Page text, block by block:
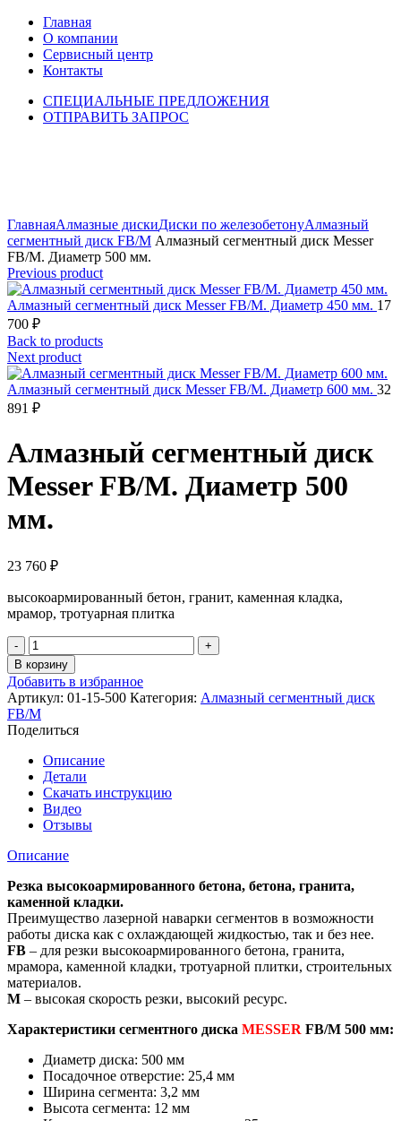
Главная
О компании
Сервисный центр
Контакты
СПЕЦИАЛЬНЫЕ ПРЕДЛОЖЕНИЯ
ОТПРАВИТЬ ЗАПРОС
ГлавнаяАлмазные дискиДиски по железобетонуАлмазный
сегментный диск FB/M Алмазный сегментный диск Messer
FB/M. Диаметр 500 мм.
Previous product
Алмазный сегментный диск Messer FB/M. Диаметр 450 мм. 17
700 ₽
Back to products
Next product
Алмазный сегментный диск Messer FB/M. Диаметр 600 мм. 32
891 ₽
Алмазный сегментный диск
Messer FB/M. Диаметр 500
мм.
23 760 ₽
высокоармированный бетон, гранит, каменная кладка,
мрамор, тротуарная плитка
Количество
товара
Алмазный
сегментный
диск
Messer
FB/M.
Диаметр
500
мм.
В корзину
Добавить в избранное
Артикул: 01-15-500 Категория: Алмазный сегментный диск
FB/M
Поделиться
Описание
Детали
Скачать инструкцию
Видео
Отзывы
Описание
Резка высокоармированного бетона, бетона, гранита,
каменной кладки.
Преимущество лазерной наварки сегментов в возможности
работы диска как с охлаждающей жидкостью, так и без нее.
FB – для резки высокоармированного бетона, гранита,
мрамора, каменной кладки, тротуарной плитки, строительных
материалов.
M – высокая скорость резки, высокий ресурс.
Характеристики сегментного диска MESSER FB/M 500 мм:
Диаметр диска: 500 мм
Посадочное отверстие: 25,4 мм
Ширина сегмента: 3,2 мм
Высота сегмента: 12 мм